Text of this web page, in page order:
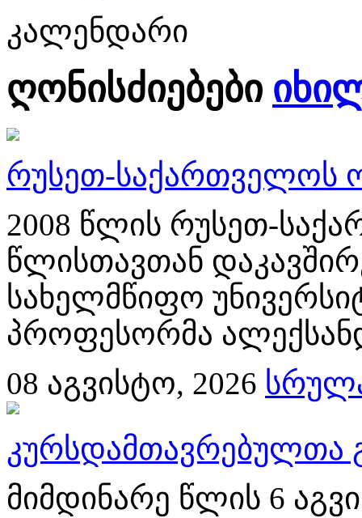
კალენდარი
ღონისძიებები
რუსეთ-საქართველოს
2008 წლის რუსეთ-
წლისთავთან
სახელმწიფო
პროფესორმა
08 აგვისტო, 2026
კურსდამთავრებულთა
მიმდინარე წლის 6